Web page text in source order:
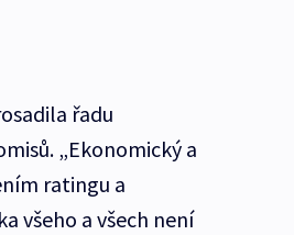
řadu
„Ekonomický a
ratingu a
všeho a všech není